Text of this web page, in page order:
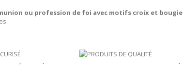
ou profession de foi avec motifs croix et bougie